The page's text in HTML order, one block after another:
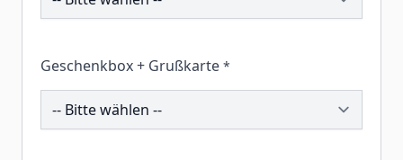
Geschenkbox + Grußkarte *
259669